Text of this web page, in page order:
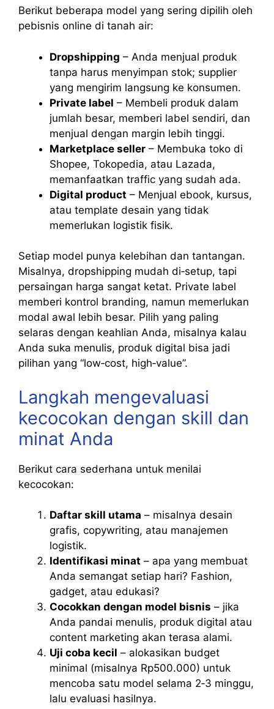
Berikut beberapa model yang sering dipilih oleh
pebisnis online di tanah air:
Dropshipping – Anda menjual produk
tanpa harus menyimpan stok; supplier
yang mengirim langsung ke konsumen.
Private label – Membeli produk dalam
jumlah besar, memberi label sendiri, dan
menjual dengan margin lebih tinggi.
Marketplace seller – Membuka toko di
Shopee, Tokopedia, atau Lazada,
memanfaatkan traffic yang sudah ada.
Digital product – Menjual ebook, kursus,
atau template desain yang tidak
memerlukan logistik fisik.
Setiap model punya kelebihan dan tantangan.
Misalnya, dropshipping mudah di‑setup, tapi
persaingan harga sangat ketat. Private label
memberi kontrol branding, namun memerlukan
modal awal lebih besar. Pilih yang paling
selaras dengan keahlian Anda, misalnya kalau
Anda suka menulis, produk digital bisa jadi
pilihan yang “low‑cost, high‑value”.
Langkah mengevaluasi
kecocokan dengan skill dan
minat Anda
Berikut cara sederhana untuk menilai
kecocokan:
Daftar skill utama – misalnya desain
grafis, copywriting, atau manajemen
logistik.
Identifikasi minat – apa yang membuat
Anda semangat setiap hari? Fashion,
gadget, atau edukasi?
Cocokkan dengan model bisnis – jika
Anda pandai menulis, produk digital atau
content marketing akan terasa alami.
Uji coba kecil – alokasikan budget
minimal (misalnya Rp500.000) untuk
mencoba satu model selama 2‑3 minggu,
lalu evaluasi hasilnya.